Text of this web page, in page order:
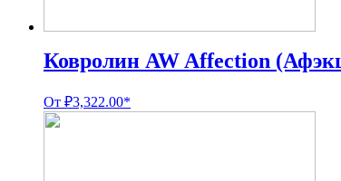
Ковролин AW Affection
От ₽3,322.00*